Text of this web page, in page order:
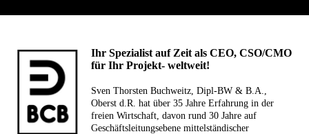
Ihr Spezialist auf Zeit als CEO, CSO/CMO
für Ihr Projekt- weltweit!
Sven Thorsten Buchweitz, Dipl-BW & B.A.,
Oberst d.R. hat über 35 Jahre Erfahrung in der
freien Wirtschaft, davon rund 30 Jahre auf
Geschäfts­leitungsebene mittelständischer